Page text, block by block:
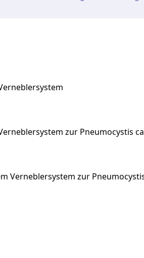
zur Pneumocystis
Verneblersystem zur